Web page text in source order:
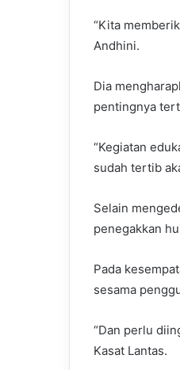
“Kita
Andhini.
Dia
pentingnya
“Kegiatan
sudah tertib
Selain
penegakkan
Pada
sesama
“Dan perlu
Kasat Lantas.